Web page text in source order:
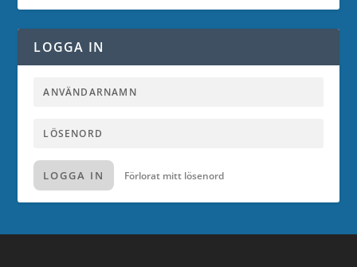
LOGGA IN
LOGGA IN Förlorat mitt lösenord